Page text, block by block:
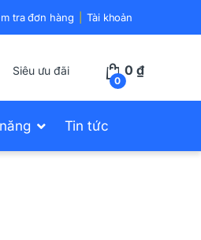
tra đơn hàng Tài khoản
Siêu ưu đãi
0
0₫
Tin tức